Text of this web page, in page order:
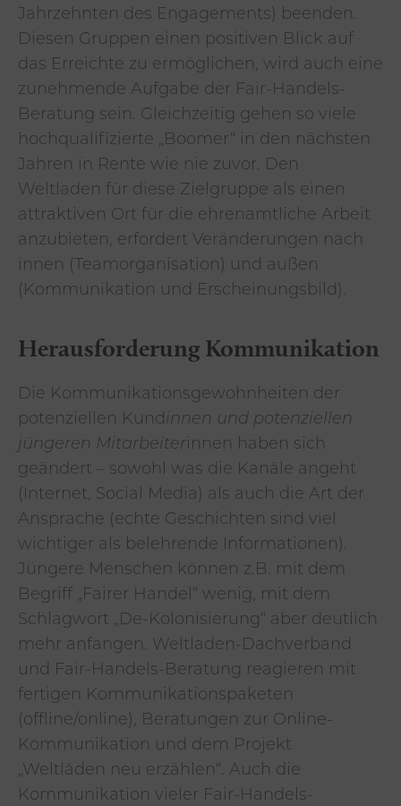
Jahrzehnten des Engagements) beenden.
Diesen Gruppen einen positiven Blick auf
das Erreichte zu ermöglichen, wird auch eine
zunehmende Aufgabe der Fair-Handels-
Beratung sein. Gleichzeitig gehen so viele
hochqualifizierte „Boomer“ in den nächsten
Jahren in Rente wie nie zuvor. Den
Weltladen für diese Zielgruppe als einen
attraktiven Ort für die ehrenamtliche Arbeit
anzubieten, erfordert Veränderungen nach
innen (Teamorganisation) und außen
(Kommunikation und Erscheinungsbild).
Herausforderung Kommunikation
Die Kommunikationsgewohnheiten der
potenziellen Kundinnen und potenziellen
jüngeren Mitarbeiterinnen haben sich
geändert – sowohl was die Kanäle angeht
(Internet, Social Media) als auch die Art der
Ansprache (echte Geschichten sind viel
wichtiger als belehrende Informationen).
Jüngere Menschen können z.B. mit dem
Begriff „Fairer Handel“ wenig, mit dem
Schlagwort „De-Kolonisierung“ aber deutlich
mehr anfangen. Weltladen-Dachverband
und Fair-Handels-Beratung reagieren mit
fertigen Kommunikationspaketen
(offline/online), Beratungen zur Online-
Kommunikation und dem Projekt
„Weltläden neu erzählen“. Auch die
Kommunikation vieler Fair-Handels-